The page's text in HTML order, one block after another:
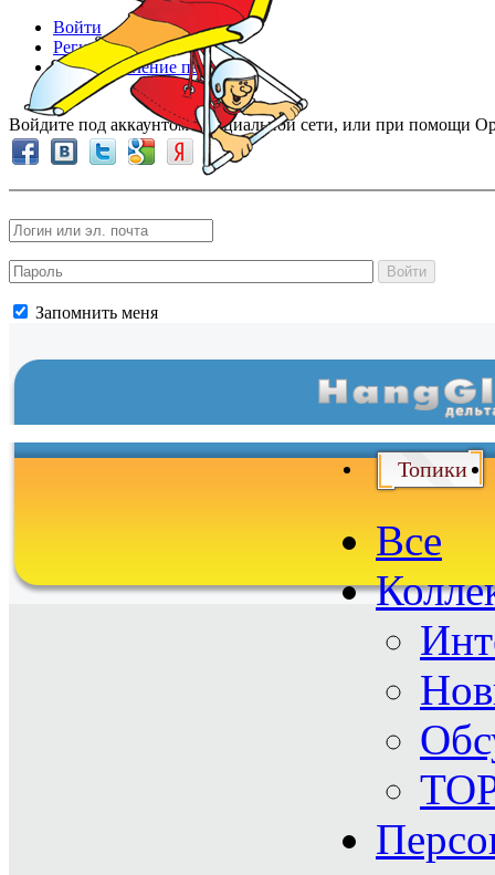
Войти
Регистрация
Восстановление пароля
Войдите под аккаунтом в социальной сети, или при помощи
Войти
Запомнить меня
Войти
Топики
Все